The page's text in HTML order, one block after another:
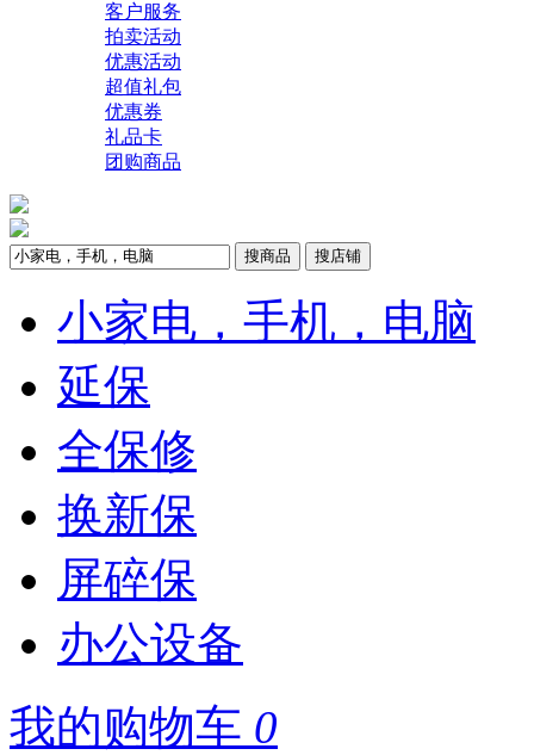
客户服务
拍卖活动
优惠活动
超值礼包
优惠券
礼品卡
团购商品
搜商品 搜店铺
小家电，手机，电脑
延保
全保修
换新保
屏碎保
办公设备
我的购物车 0